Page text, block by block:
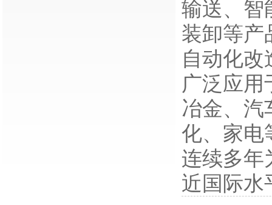
输送、智
装卸等产
自动化改
广泛应用
冶金、汽
化、家电
连续多年
近国际水